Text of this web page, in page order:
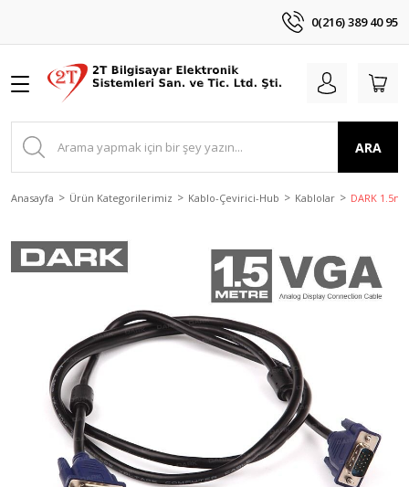
0(216) 389 40 95
ARA
Anasayfa Ürün Kategorilerimiz Kablo-Çevirici-Hub Kablolar DARK